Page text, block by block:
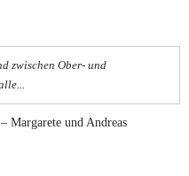
zwischen Ober- und
Margarete und Andreas